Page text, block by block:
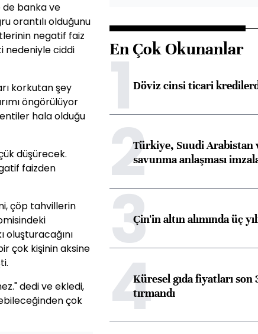
de banka ve
orantılı olduğunu
negatif faiz
nedeniyle ciddi
korkutan şey
öngörülüyor
hala olduğu
düşürecek.
faizden
çöp tahvillerin
çok kişinin aksine
dedi ve ekledi,
çok
En Çok Okunanlar
1Döviz cinsi ticari
2Türkiye, Suudi Arabistan
savunma anlaşması
3Çin'in altın alımında üç
4Küresel gıda fiyatları son
tırmandı